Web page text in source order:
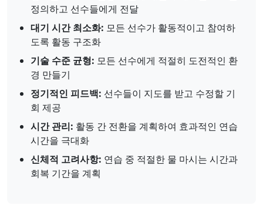
정의하고 선수들에게 전달
대기 시간 최소화: 모든 선수가 활동적이고 참여하
도록 활동 구조화
기술 수준 균형: 모든 선수에게 적절히 도전적인 환
경 만들기
정기적인 피드백: 선수들이 지도를 받고 수정할 기
회 제공
시간 관리: 활동 간 전환을 계획하여 효과적인 연습
시간을 극대화
신체적 고려사항: 연습 중 적절한 물 마시는 시간과
회복 기간을 계획